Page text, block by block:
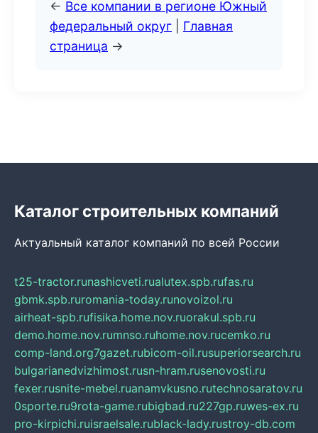
← Все компании в регионе Южный
федеральный округ
Главная
страница →
Каталог строительных компаний
Актуальный каталог компаний по всей России
t25-tractor.runashicveti.rualutex.spb.rufas.ru
gbmk.spb.ruromania-today.runovoizol.ru
airheat-spb.rufisika.home.nov.ruorakul.spb.ru
demo.home.nov.rumnso.ruhome.nov.rucemko.ru
comp-land.org7gazet.rubicom-oil.rusuperiorsearch.ru
bulgarianedvizhimost.rusn-hram.rusenovosti.ru
fexer.rusnite-mebel.ruanamvkusno.rutechnosaratov.ru
0sporte.ru9rota-game.rubigbad.ru227gp.ruwes-ex.ru
pro-kirpichi.ruisraelsale.rublack-lady.rustroy-db.com